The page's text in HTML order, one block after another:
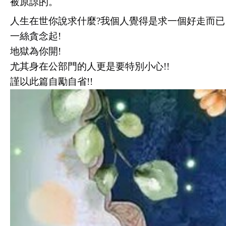
人生在世你說求什麼?我個人覺得是求一個好走而
一絲貪念起!
地獄為你開!
尤其身在公部門的人更是要特別小心!!
謹以此篇自勵自省!!